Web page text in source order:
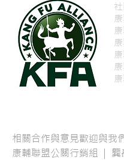
相關合作與意見歡迎與我
康輔聯盟公關行銷組 | 龔